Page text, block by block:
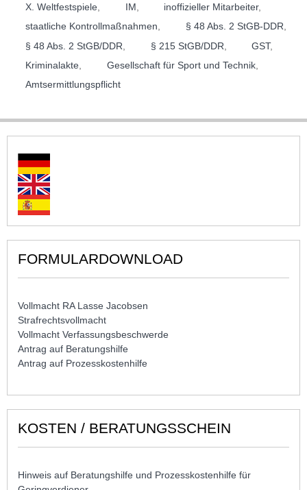
X. Weltfestspiele
IM inoffizieller Mitarbeiter,
staatliche Kontrollmaßnahmen, § 48 Abs. 2 StGB-DDR,
§ 48 Abs. 2 StGB/DDR
§ 215 StGB/DDR GST,
Kriminalakte
Gesellschaft für Sport und Technik,
Amtsermittlungspflicht
FORMULARDOWNLOAD
Vollmacht RA Lasse Jacobsen
Strafrechtsvollmacht
Vollmacht Verfassungsbeschwerde
Antrag auf Beratungshilfe
Antrag auf Prozesskostenhilfe
KOSTEN / BERATUNGSSCHEIN
Hinweis auf Beratungshilfe und Prozesskostenhilfe für